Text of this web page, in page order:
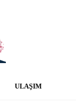
ULAŞIM